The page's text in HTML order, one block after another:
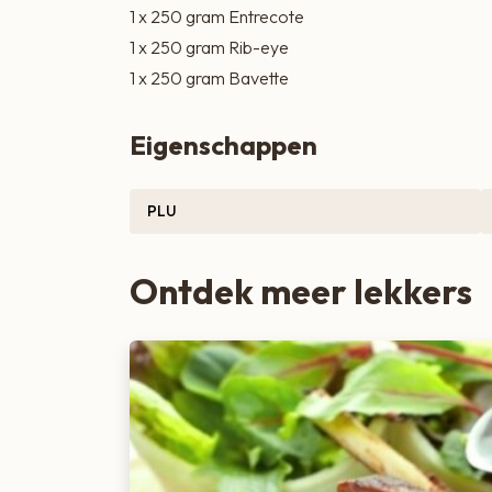
Zoete lekkernijen
1 x 250 gram Entrecote
1 x 250 gram Rib-eye
1 x 250 gram Bavette
Eigenschappen
PLU
Ontdek meer lekkers